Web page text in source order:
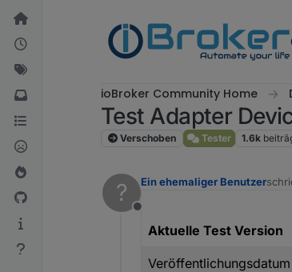
Weiter zum Inhalt
ioBroker Community Home
Test Adapter
Verschoben Tester 1.6k
?
Offline
Ein ehemaliger Benutzer
Aktuelle Test Version
Veröffentlichungsdatum